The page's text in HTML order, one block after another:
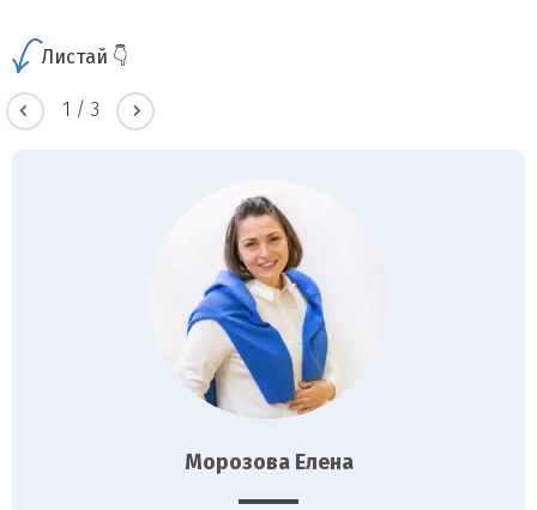
Листай 👇
1 / 3
Морозова Елена